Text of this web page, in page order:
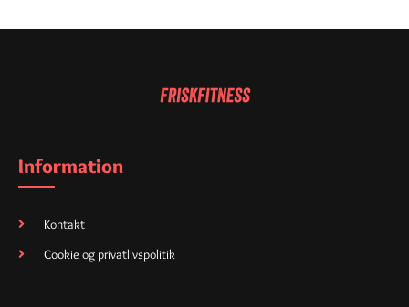
Information
Kontakt
Cookie og privatlivspolitik